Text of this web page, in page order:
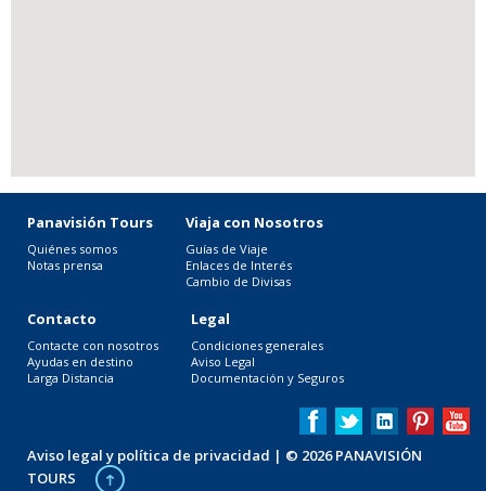
Panavisión Tours
Quiénes somos
Notas prensa
Viaja con Nosotros
Guías de Viaje
Enlaces de Interés
Cambio de Divisas
Contacto
Contacte con nosotros
Ayudas en destino
Larga Distancia
Legal
Condiciones generales
Aviso Legal
Documentación y Seguros
Aviso legal y política de privacidad | © 2026 PANAVISIÓN
TOURS